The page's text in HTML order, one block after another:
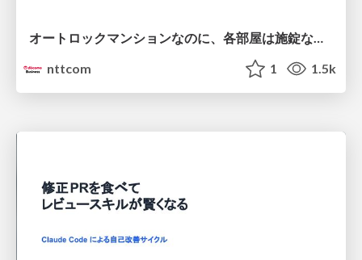
オートロックマンションなのに、各部屋は施錠なし！？ 攻撃者が組織内ネットワークで大暴れする理由 / The Front Door Is Locked, but the Rooms Are Wide Open: Why Attackers Move Freely Inside Enterprise Networks
nttcom
1 1.5k